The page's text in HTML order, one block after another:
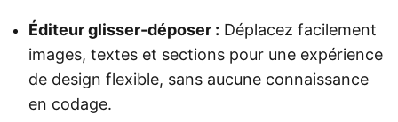
Éditeur glisser-déposer : Déplacez facilement
images, textes et sections pour une expérience
de design flexible, sans aucune connaissance
en codage.